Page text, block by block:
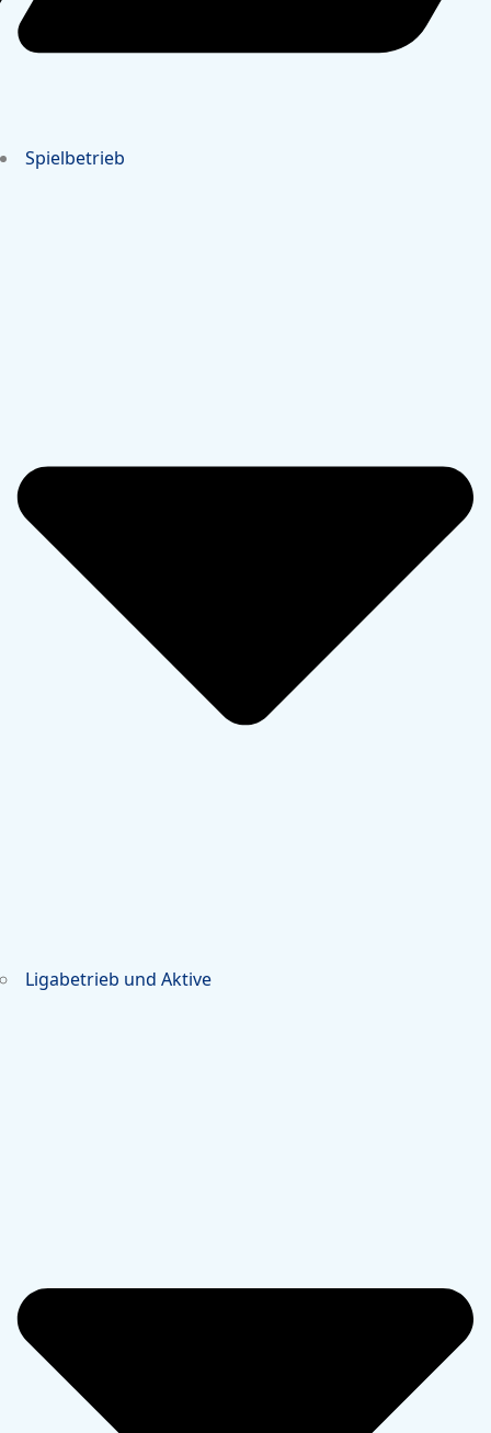
Spielbetrieb
Ligabetrieb und Aktive